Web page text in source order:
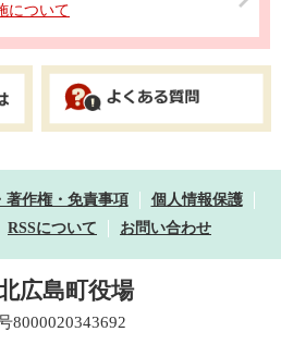
について
著作権・免責事項
個人情報保護
RSSについて お問い合わせ
広島町役場
8000020343692